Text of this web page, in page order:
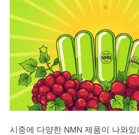
시중에 다양한 NMN 제품이 나와